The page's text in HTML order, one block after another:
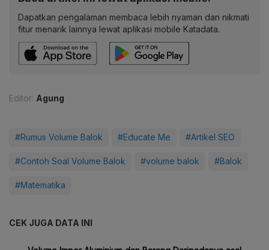
Dapatkan pengalaman membaca lebih nyaman dan nikmati
fitur menarik lainnya lewat aplikasi mobile Katadata.
Editor: Agung
#Rumus Volume Balok #Educate Me #Artikel SEO
#Contoh Soal Volume Balok #volume balok #Balok
#Matematika
CEK JUGA DATA INI